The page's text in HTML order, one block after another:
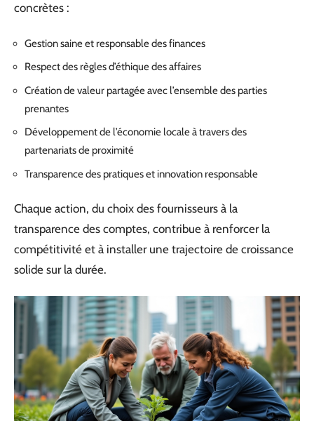
concrètes :
Gestion saine et responsable des finances
Respect des règles d’éthique des affaires
Création de valeur partagée avec l’ensemble des parties
prenantes
Développement de l’économie locale à travers des
partenariats de proximité
Transparence des pratiques et innovation responsable
Chaque action, du choix des fournisseurs à la
transparence des comptes, contribue à renforcer la
compétitivité et à installer une trajectoire de croissance
solide sur la durée.